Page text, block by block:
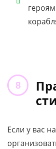
Если у вас